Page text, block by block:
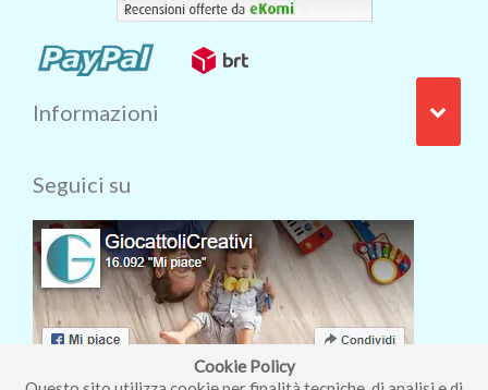
Cookie Policy
Informazioni
Seguici su